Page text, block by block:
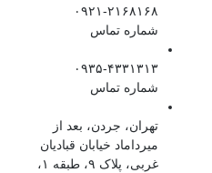
۰۹۲۱-۲۱۶۸۱۶۸
شماره تماس
۰۹۳۵-۴۳۳۱۳۱۳
شماره تماس
تهران، جردن، بعد از
میرداماد خیابان قبادیان
غربی، پلاک ۹، طبقه ۱،